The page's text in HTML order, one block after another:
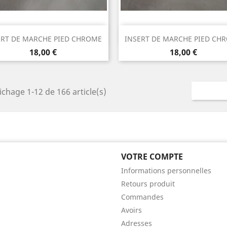
DE MARCHE PIED CHROME
Prix
18,00 €
 Aperçu rapide INSERT DE MARCHE PIED
Prix
18,00 €
 Aperçu rapide
1-12 de 166 article(s)
VOTRE COMPTE
Informations personnelles
Retours produit
Commandes
Avoirs
Adresses